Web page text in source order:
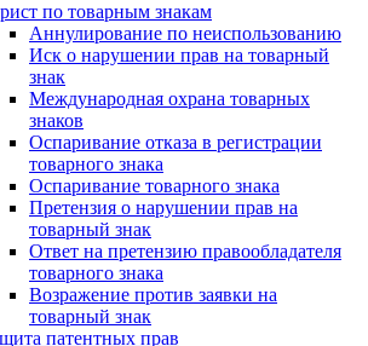
по товарным знакам
Аннулирование по неиспользованию
Иск о нарушении прав на товарный
знак
Международная охрана товарных
знаков
Оспаривание отказа в регистрации
товарного знака
Оспаривание товарного знака
Претензия о нарушении прав на
товарный знак
Ответ на претензию правообладателя
товарного знака
Возражение против заявки на
товарный знак
патентных прав